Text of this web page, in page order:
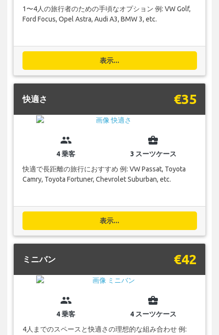
1〜4人の旅行者のための手頃なオプション 例: VW Golf,
Ford Focus, Opel Astra, Audi A3, BMW 3, etc.
表示...
快適さ €35
group
4 乗客
business_center
3 スーツケース
快適で長距離の旅行におすすめ 例: VW Passat, Toyota
Camry, Toyota Fortuner, Chevrolet Suburban, etc.
表示...
ミニバン €42
group
4 乗客
business_center
4 スーツケース
4人までのスペースと快適さの理想的な組み合わせ 例: